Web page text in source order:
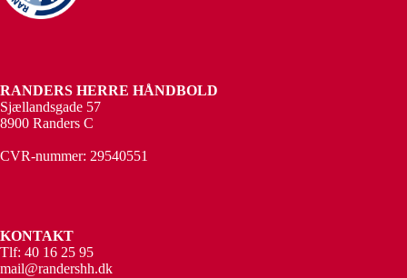
RANDERS HERRE HÅNDBOLD
Sjællandsgade 57
8900 Randers C
CVR-nummer: 29540551
KONTAKT
Tlf: 40 16 25 95
mail@randershh.dk